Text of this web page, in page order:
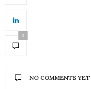
0
NO COMMENTS YET